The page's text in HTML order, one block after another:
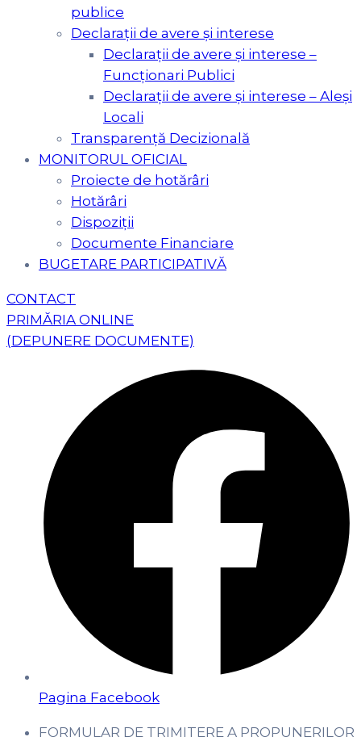
publice
Declarații de avere și interese
Declarații de avere și interese –
Funcționari Publici
Declarații de avere și interese – Aleși
Locali
Transparență Decizională
MONITORUL OFICIAL
Proiecte de hotărâri
Hotărâri
Dispoziții
Documente Financiare
BUGETARE PARTICIPATIVĂ
CONTACT
PRIMĂRIA ONLINE
(DEPUNERE DOCUMENTE)
Pagina Facebook
FORMULAR DE TRIMITERE A PROPUNERILOR